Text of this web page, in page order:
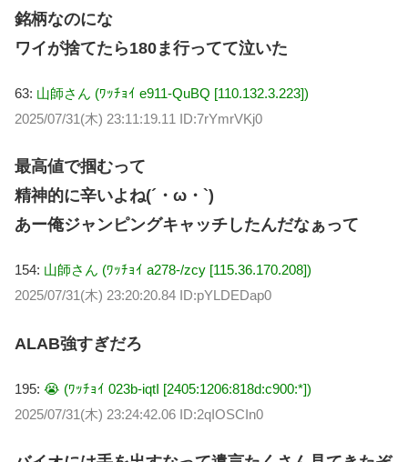
銘柄なのにな
ワイが捨てたら180ま行ってて泣いた
63: 山師さん (ﾜｯﾁｮｲ e911-QuBQ [110.132.3.223])
2025/07/31(木) 23:11:19.11 ID:7rYmrVKj0
最高値で掴むって
精神的に辛いよね(´・ω・`)
あー俺ジャンピングキャッチしたんだなぁって
154: 山師さん (ﾜｯﾁｮｲ a278-/zcy [115.36.170.208])
2025/07/31(木) 23:20:20.84 ID:pYLDEDap0
ALAB強すぎだろ
195: 😭 (ﾜｯﾁｮｲ 023b-iqtI [2405:1206:818d:c900:*])
2025/07/31(木) 23:24:42.06 ID:2qIOSCIn0